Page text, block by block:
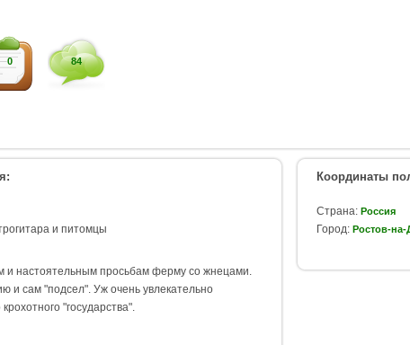
0 84
и питомцы
и настоятельным просьбам ферму со жнецами.
и сам "подсел". Уж очень увлекательно
"государства".
Координаты
Страна: Россия
Город: Ростов-на-